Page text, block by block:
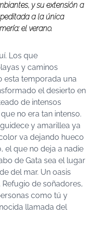
y su extensión a
a la única
el verano.
Los que
y caminos
esta temporada una
el desierto en
de intensos
no era tan intenso.
y amarillea ya
va dejando hueco
el que no deja a nadie
de Gata sea el lugar
del mar. Un oasis
de soñadores,
como tú y
llamada del